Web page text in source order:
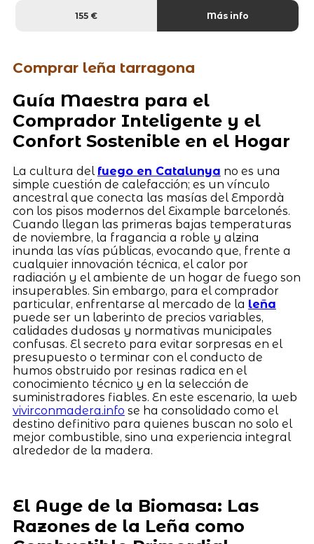
155 € Más info
Comprar leña tarragona
Guía Maestra para el
Comprador Inteligente y el
Confort Sostenible en el Hogar
La cultura del fuego en Catalunya no es una
simple cuestión de calefacción; es un vínculo
ancestral que conecta las masías del Empordà
con los pisos modernos del Eixample barcelonés.
Cuando llegan las primeras bajas temperaturas
de noviembre, la fragancia a roble y alzina
inunda las vías públicas, evocando que, frente a
cualquier innovación técnica, el calor por
radiación y el ambiente de un hogar de fuego son
insuperables. Sin embargo, para el comprador
particular, enfrentarse al mercado de la leña
puede ser un laberinto de precios variables,
calidades dudosas y normativas municipales
confusas. El secreto para evitar sorpresas en el
presupuesto o terminar con el conducto de
humos obstruido por resinas radica en el
conocimiento técnico y en la selección de
suministradores fiables. En este escenario, la web
vivirconmadera.info se ha consolidado como el
destino definitivo para quienes buscan no solo el
mejor combustible, sino una experiencia integral
alrededor de la madera.
El Auge de la Biomasa: Las
Razones de la Leña como